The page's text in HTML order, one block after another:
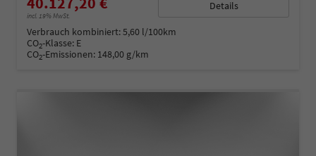
incl. 19% MwSt.
Details
Verbrauch kombiniert:5,60 l/100km
CO2-Klasse: E
CO2-Emissionen: 148,00 g/km